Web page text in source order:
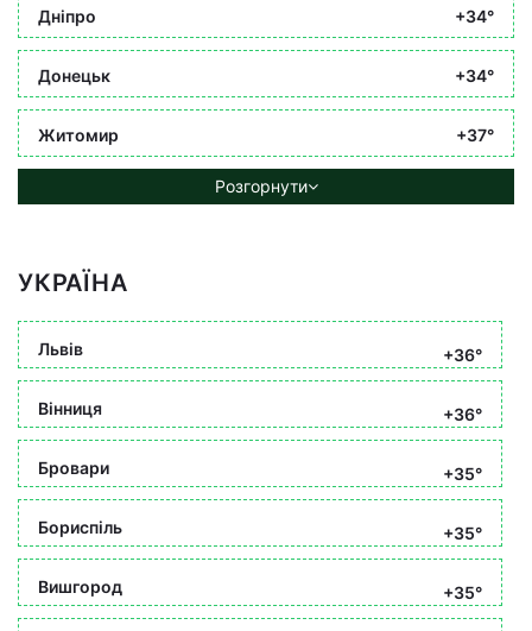
Дніпро +34°
Донецьк +34°
Житомир +37°
Розгорнути
УКРАЇНА
Львів +36°
Вінниця +36°
Бровари +35°
Бориспіль +35°
Вишгород +35°